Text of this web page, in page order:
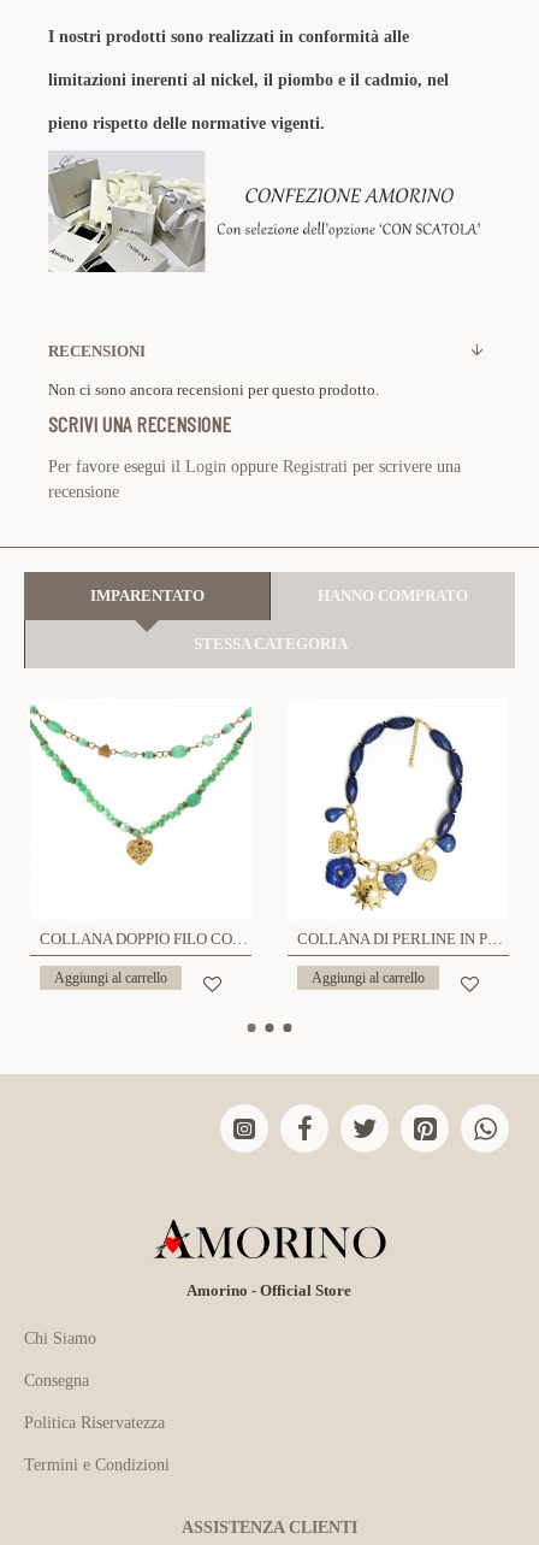
I nostri prodotti sono realizzati in conformità alle
limitazioni inerenti al nickel, il piombo e il cadmio, nel
pieno rispetto delle normative vigenti.
RECENSIONI
Non ci sono ancora recensioni per questo prodotto.
SCRIVI UNA RECENSIONE
Per favore esegui il Login oppure Registrati per scrivere una
recensione
IMPARENTATO HANNO COMPRATO
STESSA CATEGORIA
COLLANA DOPPIO FILO CON CUORE PENDENTE - NK21124136G17
Aggiungi al carrello
COLLANA DI PERLINE IN PLASTICA CON CHARMS - YNK241504B693
Aggiungi al carrello
Amorino - Official Store
Chi Siamo
Consegna
Politica Riservatezza
Termini e Condizioni
ASSISTENZA CLIENTI